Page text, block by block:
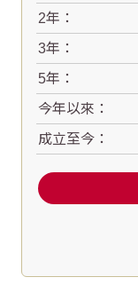
2年：
3年：
5年：
今年以來：
成立至今：